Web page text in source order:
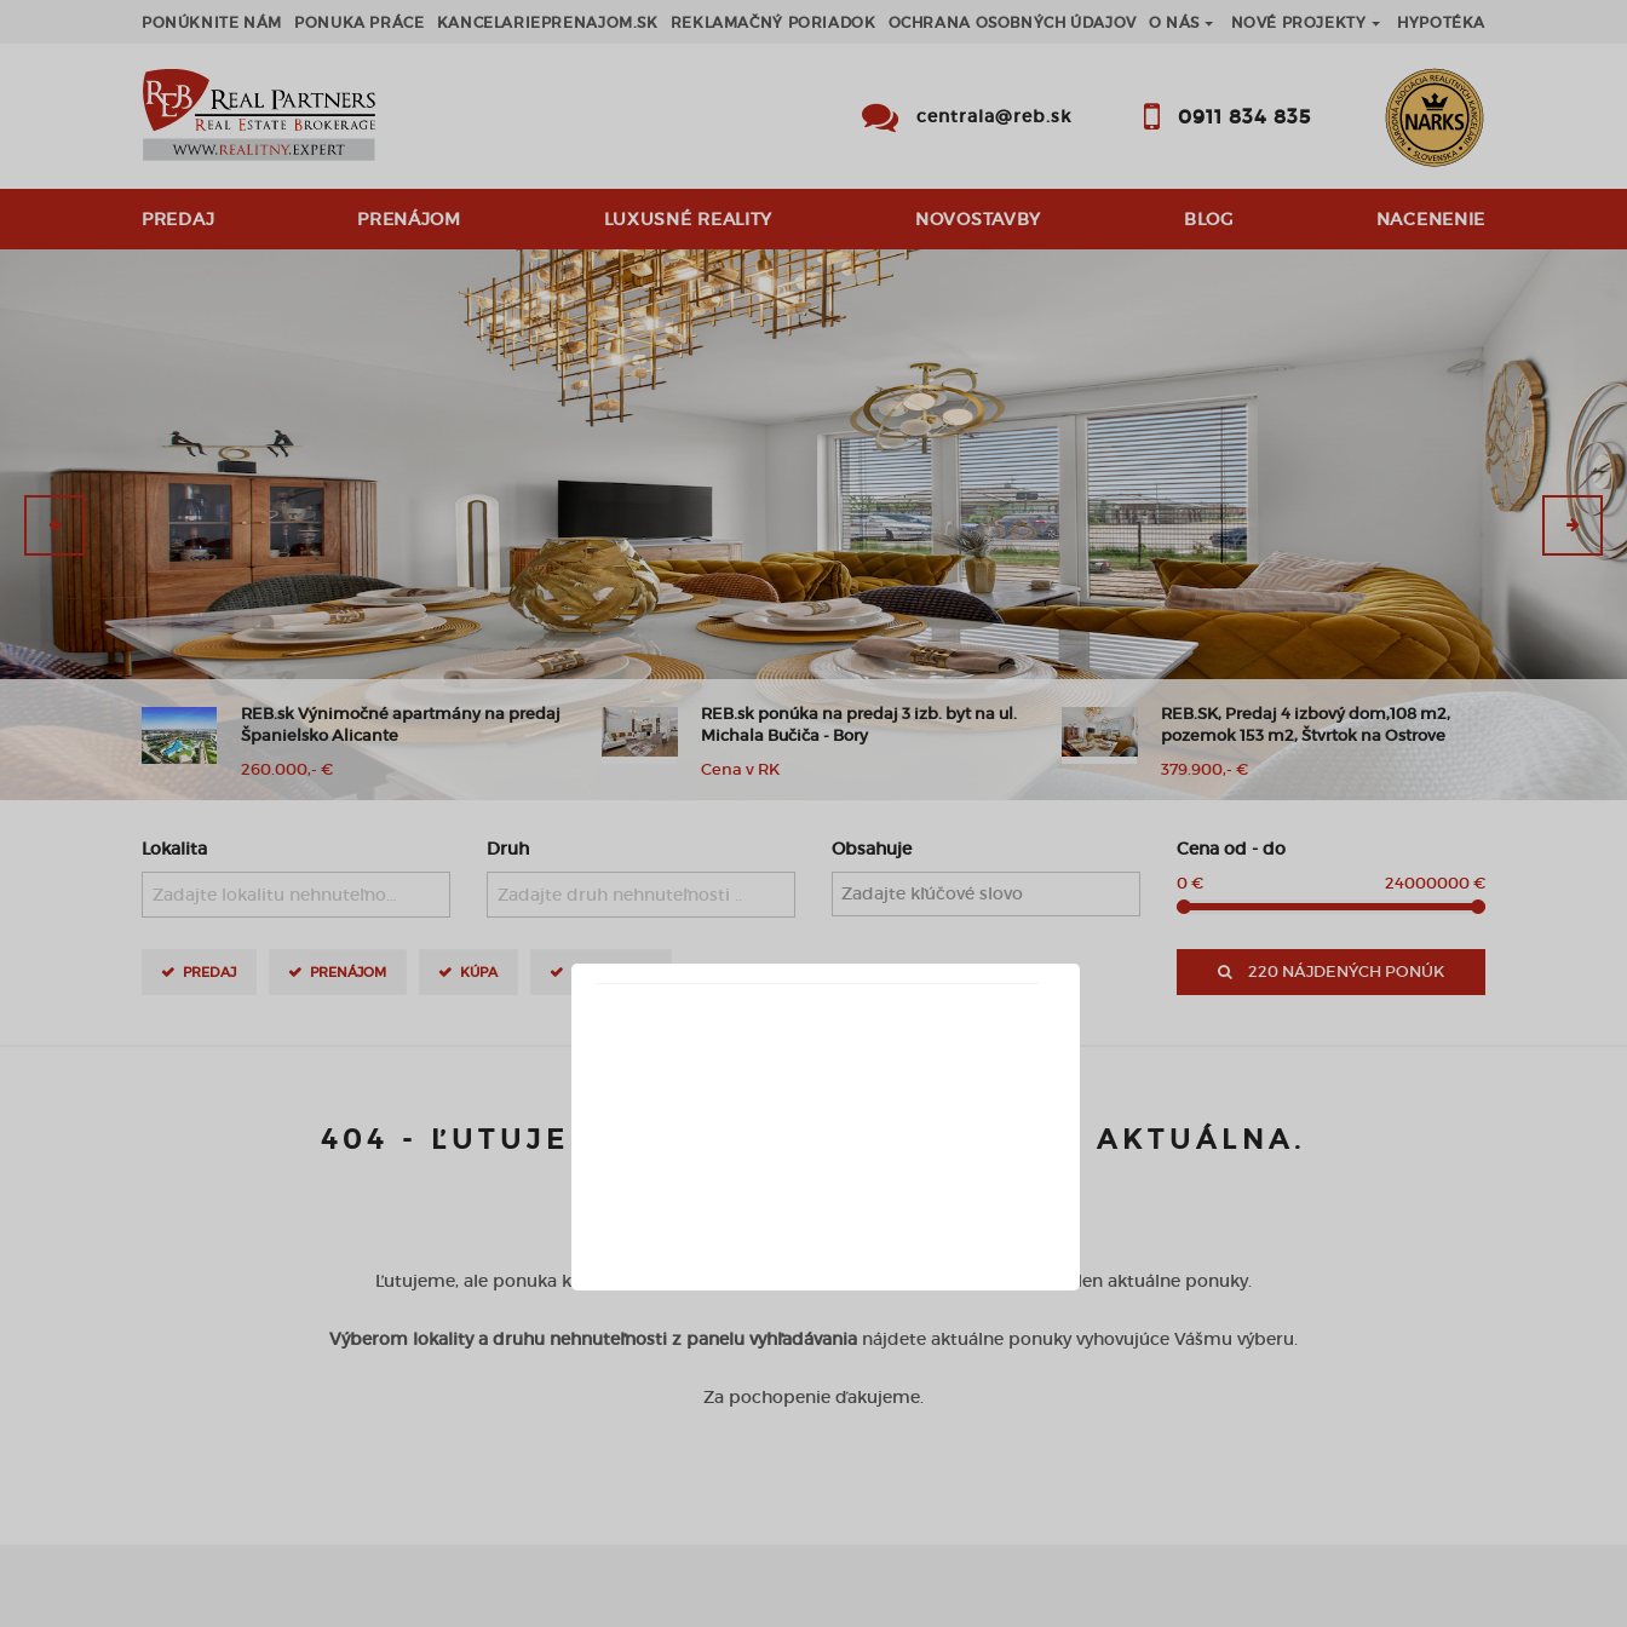
PONÚKNITE NÁM PONUKA PRÁCE KANCELARIEPRENAJOM.SK REKLAMAČNÝ PORIADOK OCHRANA OSOBNÝCH ÚDAJOV O NÁS NOVÉ PROJEKTY HYPOTÉKA
0911 834 835
centrala@reb.sk
PREDAJ PRENÁJOM LUXUSNÉ REALITY NOVOSTAVBY BLOG NACENENIE
REB.sk Výnimočné apartmány na predaj
Španielsko Alicante
260.000,- €
REB.sk ponúka na predaj 3 izb. byt na ul.
Michala Bučiča - Bory
Cena v RK
REB.SK, Predaj 4 izbový dom,108 m2,
pozemok 153 m2, Štvrtok na Ostrove
379.900,- €
Lokalita
Zadajte lokalitu nehnuteľnosti ..
Druh
Zadajte druh nehnuteľnosti ..
Obsahuje Cena od - do
0 € 24000000 €
PREDAJ PRENÁJOM KÚPA PODNÁJOM 220 NÁJDENÝCH PONÚK
404 - ĽUTUJEME, ALE PONUKA UŽ NIE JE AKTUÁLNA.
Ľutujeme, ale ponuka ktorú hľadáte, bola odstránená. Našou snahou je zverejňovať len aktuálne ponuky.
Výberom lokality a druhu nehnuteľnosti z panelu vyhľadávania nájdete aktuálne ponuky vyhovujúce Vášmu výberu.
Za pochopenie ďakujeme.